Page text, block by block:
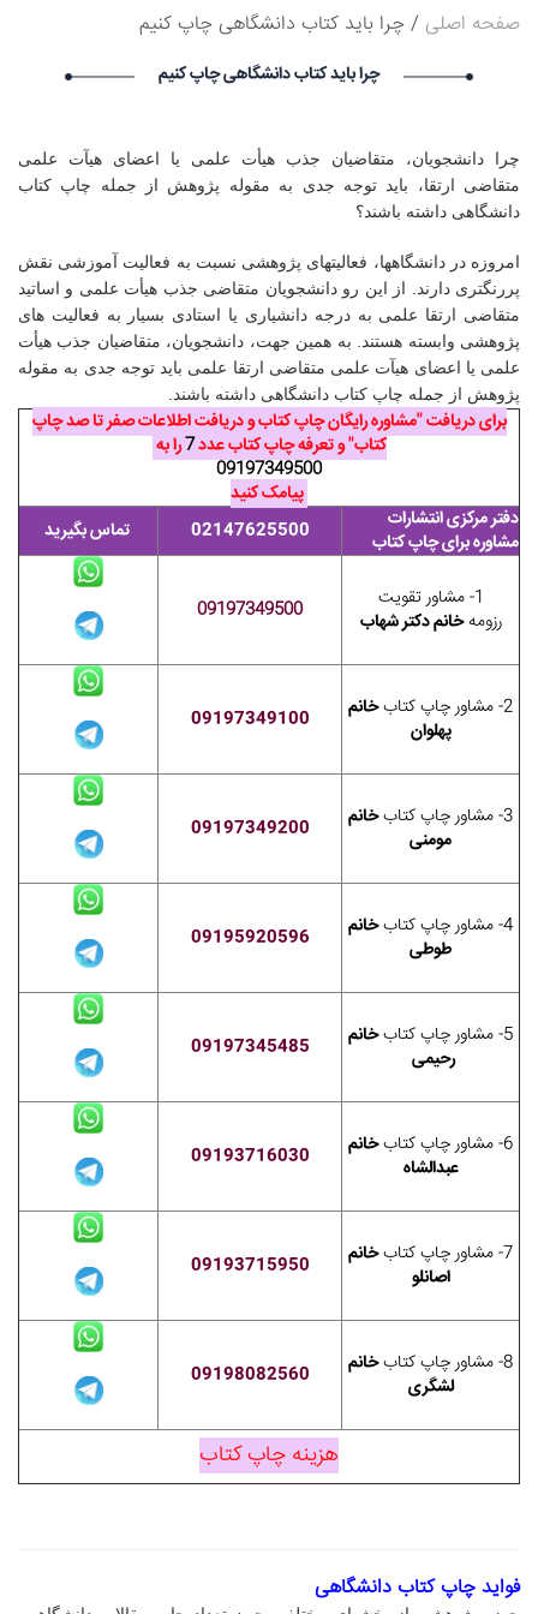
۱۴۰۵/۵/۱۸
domy_emmt گرامی : درخواست استخدام شما با موفقیت انجام شد
موفقیت انجام شد ساعت ۱۴:۵۱:۱۹ تاریخ ۱۴۰۵/۵/۱۸
Philiprella Philiprella گرامی : درخواست استخدام شما با موفقیت
انجام شد ساعت ۱۳:۴۶:۵۳ تاریخ ۱۴۰۵/۵/۱۸
صفحه اصلی چرا باید کتاب دانشگاهی چاپ کنیم
چرا باید کتاب دانشگاهی چاپ کنیم
چرا دانشجویان، متقاضیان جذب هیأت علمی یا اعضای هیآت علمی
متقاضی ارتقا، باید توجه جدی به مقوله پژوهش از جمله چاپ کتاب
دانشگاهی داشته باشند؟
امروزه در دانشگاهها، فعالیتهای پژوهشی نسبت به فعالیت آموزشی نقش
پررنگتری دارند. از این رو دانشجویان متقاضی جذب هیأت علمی و اساتید
متقاضی ارتقا علمی به درجه دانشیاری یا استادی بسیار به فعالیت های
پژوهشی وابسته هستند. به همین جهت، دانشجویان، متقاضیان جذب هیأت
علمی یا اعضای هیآت علمی متقاضی ارتقا علمی باید توجه جدی به مقوله
پژوهش از جمله چاپ کتاب دانشگاهی داشته باشند.
برای دریافت "مشاوره رایگان چاپ کتاب و دریافت اطلاعات صفر تا صد چاپ
کتاب" و تعرفه چاپ کتاب عدد7را به
09197349500
پیامک کنید
دفتر مرکزی انتشارات
مشاوره برای چاپ کتاب
02147625500 تماس بگیرید
1- مشاور تقویت
رزومهخانم دکتر شهاب 09197349500
2- مشاور چاپ کتاب
خانم
پهلوان
09197349100
3- مشاور چاپ کتاب
خانم
مومنی
09197349200
4- مشاور چاپ کتاب
خانم
طوطی
09195920596
5- مشاور چاپ کتاب
خانم
رحیمی
09197345485
6- مشاور چاپ کتاب
خانم
عبدالشاه
09193716030
7- مشاور چاپ کتاب
خانم
اصانلو
09193715950
8- مشاور چاپ کتاب
خانم
لشگری
09198082560
هزینه چاپ کتاب
فواید چاپ کتاب دانشگاهی